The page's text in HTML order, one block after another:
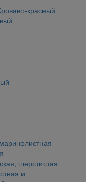
красный
шерстистая
и